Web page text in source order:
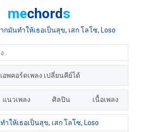
mechords
กมันทำให้เธอเป็นสุข, เสก โลโซ, Loso
อพคอร์ดเพลง เปลี่ยนคีย์ได้
แนวเพลง ศิลปิน เนื้อเพลง
ำให้เธอเป็นสุข, เสก โลโซ, Loso